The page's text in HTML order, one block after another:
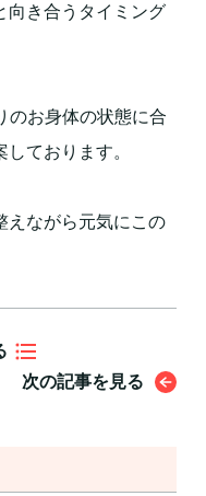
向き合うタイミング
のお身体の状態に合
ております。
えながら元気にこの
次の記事を見る